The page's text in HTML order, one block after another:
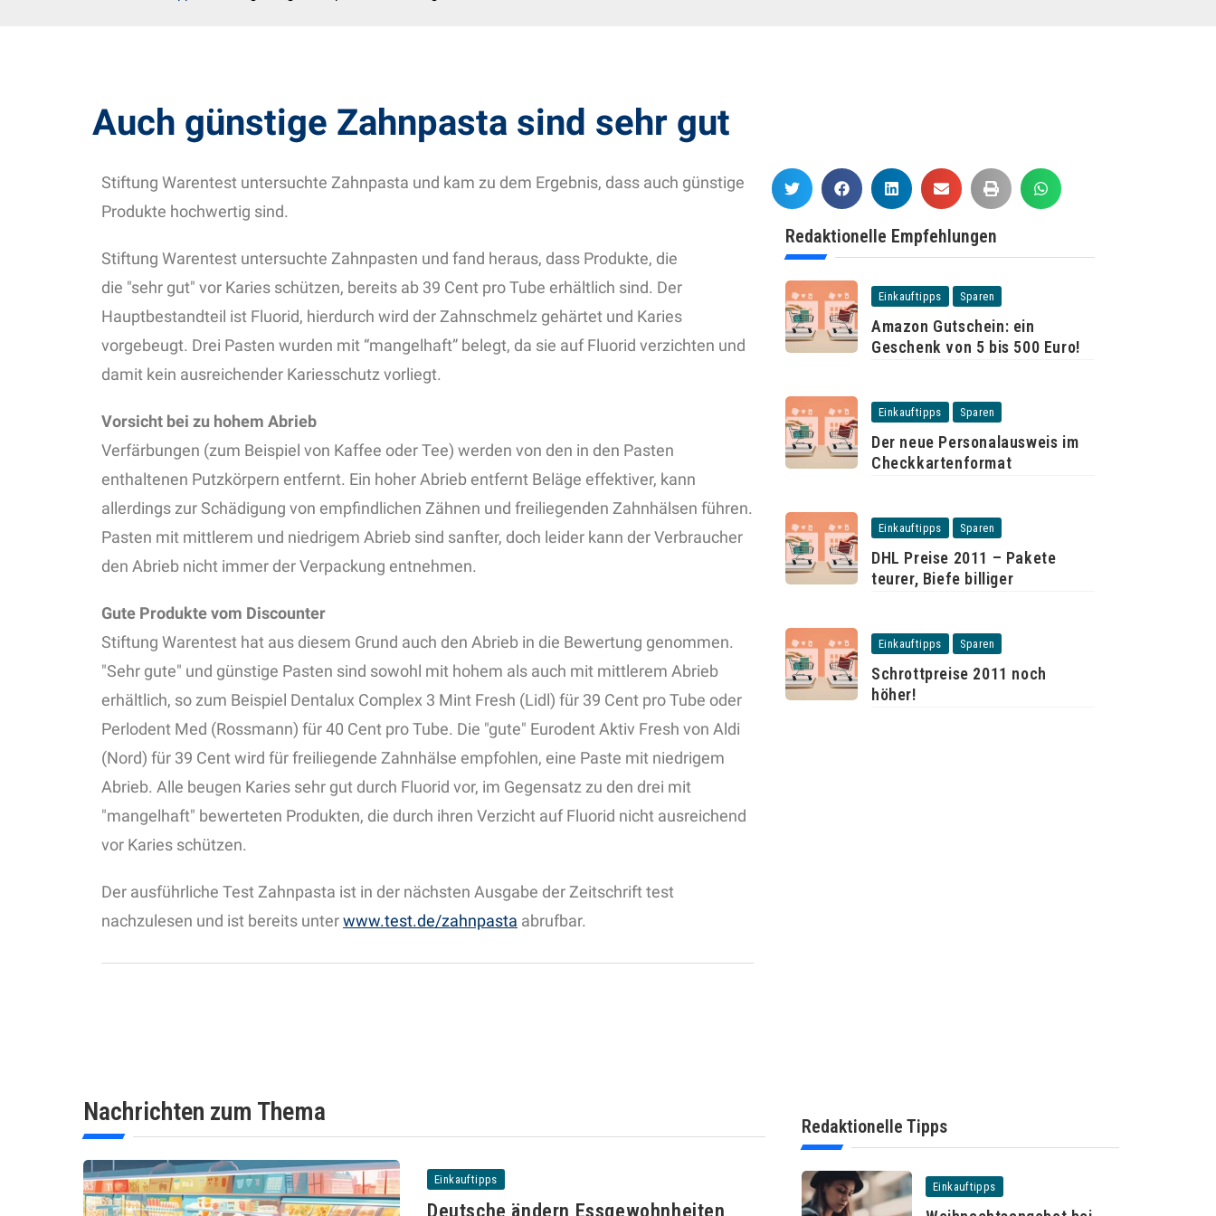
Auch günstige Zahnpasta sind sehr gut
Stiftung Warentest untersuchte Zahnpasta und kam zu dem Ergebnis, dass auch günstige
Produkte hochwertig sind.
Stiftung Warentest untersuchte Zahnpasten und fand heraus, dass Produkte, die
die "sehr gut" vor Karies schützen, bereits ab 39 Cent pro Tube erhältlich sind. Der
Hauptbestandteil ist Fluorid, hierdurch wird der Zahnschmelz gehärtet und Karies
vorgebeugt. Drei Pasten wurden mit “mangelhaft” belegt, da sie auf Fluorid verzichten und
damit kein ausreichender Kariesschutz vorliegt.
Vorsicht bei zu hohem Abrieb
Verfärbungen (zum Beispiel von Kaffee oder Tee) werden von den in den Pasten
enthaltenen Putzkörpern entfernt. Ein hoher Abrieb entfernt Beläge effektiver, kann
allerdings zur Schädigung von empfindlichen Zähnen und freiliegenden Zahnhälsen führen.
Pasten mit mittlerem und niedrigem Abrieb sind sanfter, doch leider kann der Verbraucher
den Abrieb nicht immer der Verpackung entnehmen.
Gute Produkte vom Discounter
Stiftung Warentest hat aus diesem Grund auch den Abrieb in die Bewertung genommen.
"Sehr gute" und günstige Pasten sind sowohl mit hohem als auch mit mittlerem Abrieb
erhältlich, so zum Beispiel Dentalux Complex 3 Mint Fresh (Lidl) für 39 Cent pro Tube oder
Perlodent Med (Rossmann) für 40 Cent pro Tube. Die "gute" Eurodent Aktiv Fresh von Aldi
(Nord) für 39 Cent wird für freiliegende Zahnhälse empfohlen, eine Paste mit niedrigem
Abrieb. Alle beugen Karies sehr gut durch Fluorid vor, im Gegensatz zu den drei mit
"mangelhaft" bewerteten Produkten, die durch ihren Verzicht auf Fluorid nicht ausreichend
vor Karies schützen.
Der ausführliche Test Zahnpasta ist in der nächsten Ausgabe der Zeitschrift test
nachzulesen und ist bereits unterwww.test.de/zahnpasta abrufbar.
Redaktionelle Empfehlungen
Einkauftipps Sparen
Amazon Gutschein: ein
Geschenk von 5 bis 500 Euro!
Einkauftipps Sparen
Der neue Personalausweis im
Checkkartenformat
Einkauftipps Sparen
DHL Preise 2011 – Pakete
teurer, Biefe billiger
Einkauftipps Sparen
Schrottpreise 2011 noch
höher!
Nachrichten zum Thema
Einkauftipps
Deutsche ändern Essgewohnheiten
Redaktionelle Tipps
Einkauftipps